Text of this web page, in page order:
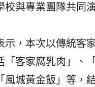
校與專業團隊共同
，本次以傳統客
「客家腐乳肉」、
風城黃金飯」等，